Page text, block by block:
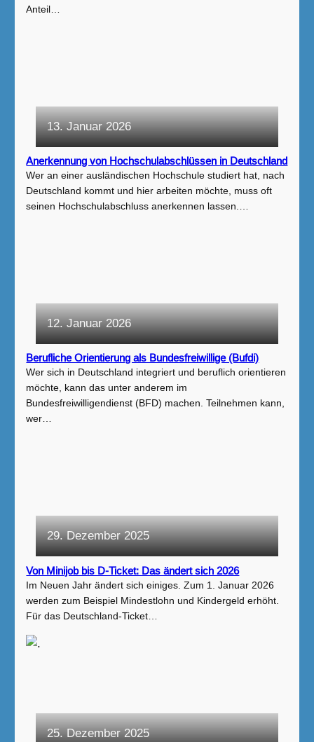
Anteil…
13. Januar 2026
Anerkennung von Hochschulabschlüssen in Deutschland
Wer an einer ausländischen Hochschule studiert hat, nach
Deutschland kommt und hier arbeiten möchte, muss oft
seinen Hochschulabschluss anerkennen lassen.…
12. Januar 2026
Berufliche Orientierung als Bundesfreiwillige (Bufdi)
Wer sich in Deutschland integriert und beruflich orientieren
möchte, kann das unter anderem im
Bundesfreiwilligendienst (BFD) machen. Teilnehmen kann,
wer…
29. Dezember 2025
Von Minijob bis D-Ticket: Das ändert sich 2026
Im Neuen Jahr ändert sich einiges. Zum 1. Januar 2026
werden zum Beispiel Mindestlohn und Kindergeld erhöht.
Für das Deutschland-Ticket…
25. Dezember 2025